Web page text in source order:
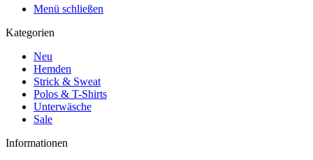
Menü schließen
Kategorien
Neu
Hemden
Strick & Sweat
Polos & T-Shirts
Unterwäsche
Sale
Informationen